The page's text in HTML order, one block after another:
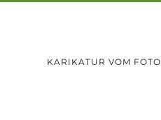
KARIKATUR VOM FOTO